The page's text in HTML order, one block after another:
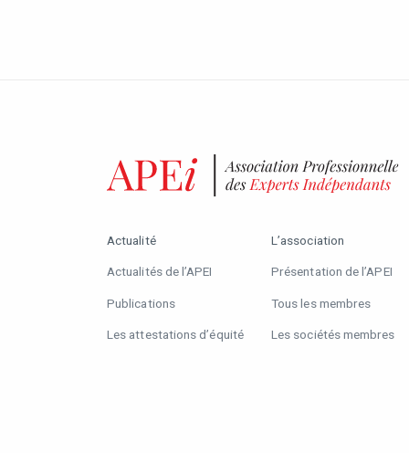
Actualité
Actualités de l’APEI
Publications
Les attestations d’équité
L’association
Présentation de l’APEI
Tous les membres
Les sociétés membres